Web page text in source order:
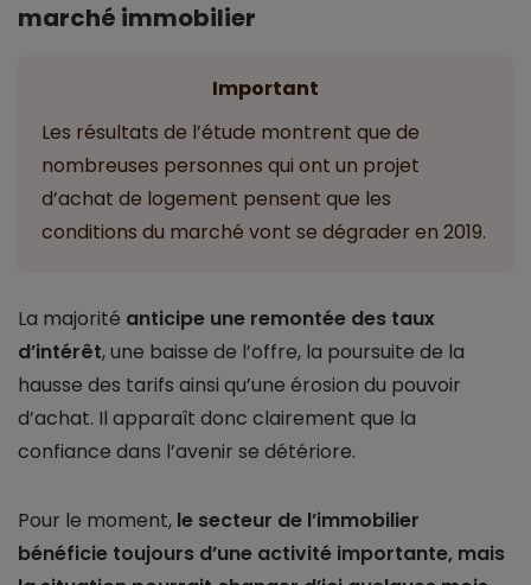
marché immobilier
Important
Les résultats de l’étude montrent que de
nombreuses personnes qui ont un projet
d’achat de logement pensent que les
conditions du marché vont se dégrader en 2019.
La majorité anticipe une remontée des taux
d’intérêt, une baisse de l’offre, la poursuite de la
hausse des tarifs ainsi qu’une érosion du pouvoir
d’achat. Il apparaît donc clairement que la
confiance dans l’avenir se détériore.
Pour le moment, le secteur de l’immobilier
bénéficie toujours d’une activité importante, mais